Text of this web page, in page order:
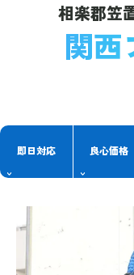
相楽郡笠
関西
即日対応 良心価格